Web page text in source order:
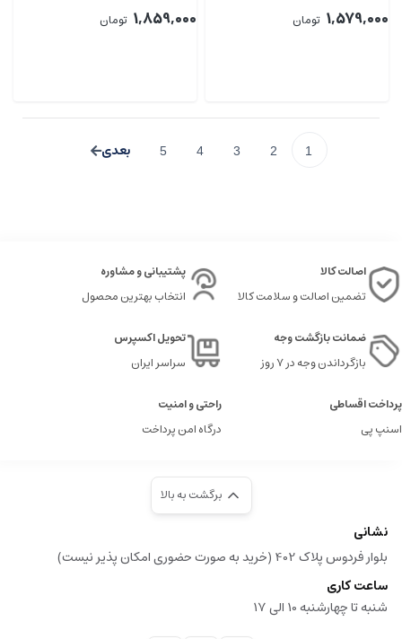
1,579,000 تومان 1,859,000 تومان
1
2
3
4
5
اصالت کالا
تضمین اصالت و سلامت کالا
پشتیبانی و مشاوره
انتخاب بهترین محصول
ضمانت بازگشت وجه
بازگرداندن وجه در ۷ روز
تحویل اکسپرس
سراسر ایران
پرداخت اقساطی
اسنپ پی
راحتی و امنیت
درگاه امن پرداخت
برگشت به بالا
نشانی
بلوار فردوس پلاک 402 (خرید به صورت حضوری امکان پذیر نیست)
ساعت کاری
شنبه تا چهارشنبه 10 الی 17